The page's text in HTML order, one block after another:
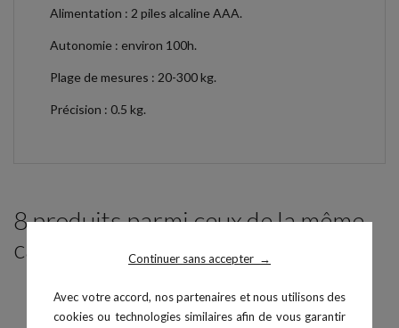
Continuer sans accepter →
Avec votre accord, nos partenaires et nous utilisons des
cookies ou technologies similaires afin de vous garantir
Alimentation : 2 piles alcaline AAA.
Autonomie : environ 100h.
Plage de mesures : 20-300 kg.
Précision : 0.5 kg.
8 produits parmi ceux de la même
catégorie :